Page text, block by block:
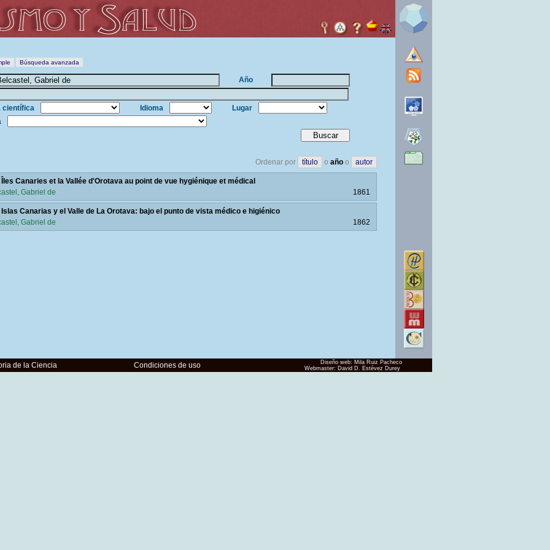
Búsqueda avanzada
Año
científica
Idioma
Lugar
Ordenar por título o año o autor
Îles Canaries et la Vallée d'Orotava au point de vue hygiénique et médical
Gabriel de
1861
Islas Canarias y el Valle de La Orotava: bajo el punto de vista médico e higiénico
Gabriel de
1862
de la Ciencia Condiciones de uso
Diseño web: Mila Ruiz Pacheco
Webmaster: David D. Estévez Durey